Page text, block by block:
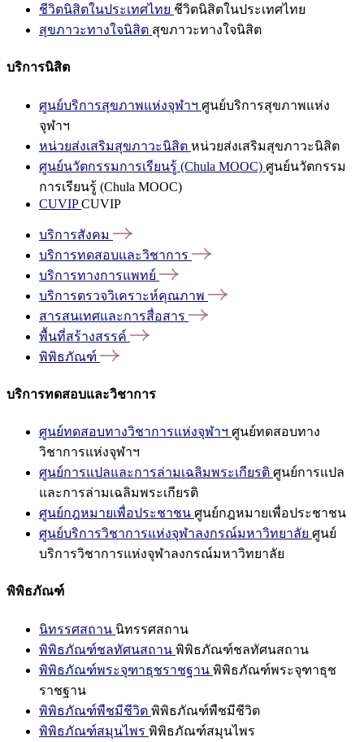
ชีวิตนิสิตในประเทศไทย ชีวิตนิสิตในประเทศไทย
สุขภาวะทางใจนิสิต สุขภาวะทางใจนิสิต
บริการนิสิต
ศูนย์บริการสุขภาพแห่งจุฬาฯ ศูนย์บริการสุขภาพแห่ง
จุฬาฯ
หน่วยส่งเสริมสุขภาวะนิสิต หน่วยส่งเสริมสุขภาวะนิสิต
ศูนย์นวัตกรรมการเรียนรู้ (Chula MOOC) ศูนย์นวัตกรรม
การเรียนรู้ (Chula MOOC)
CUVIPCUVIP
บริการสังคม
บริการทดสอบและวิชาการ
บริการทางการแพทย์
บริการตรวจวิเคราะห์คุณภาพ
สารสนเทศและการสื่อสาร
พื้นที่สร้างสรรค์
พิพิธภัณฑ์
บริการทดสอบและวิชาการ
ศูนย์ทดสอบทางวิชาการแห่งจุฬาฯ ศูนย์ทดสอบทาง
วิชาการแห่งจุฬาฯ
ศูนย์การแปลและการล่ามเฉลิมพระเกียรติ ศูนย์การแปล
และการล่ามเฉลิมพระเกียรติ
ศูนย์กฎหมายเพื่อประชาชน ศูนย์กฎหมายเพื่อประชาชน
ศูนย์บริการวิชาการแห่งจุฬาลงกรณ์มหาวิทยาลัย ศูนย์
บริการวิชาการแห่งจุฬาลงกรณ์มหาวิทยาลัย
พิพิธภัณฑ์
นิทรรศสถาน นิทรรศสถาน
พิพิธภัณฑ์ชลทัศนสถาน พิพิธภัณฑ์ชลทัศนสถาน
พิพิธภัณฑ์พระจุฑาธุชราชฐาน พิพิธภัณฑ์พระจุฑาธุช
ราชฐาน
พิพิธภัณฑ์พืชมีชีวิต พิพิธภัณฑ์พืชมีชีวิต
พิพิธภัณฑ์สมุนไพร พิพิธภัณฑ์สมุนไพร